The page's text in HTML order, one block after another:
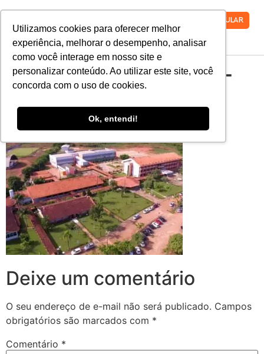
Utilizamos cookies para oferecer melhor
experiência, melhorar o desempenho, analisar
como você interage em nosso site e
personalizar conteúdo. Ao utilizar este site, você
concorda com o uso de cookies.
Ok, entendi!
VESTIBULAR
porque-estudar-na-
faro
Deixe um comentário
O seu endereço de e-mail não será publicado. Campos
obrigatórios são marcados com *
Comentário *